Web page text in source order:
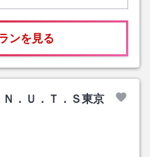
ンを見る
．Ｕ．Ｔ．Ｓ東京